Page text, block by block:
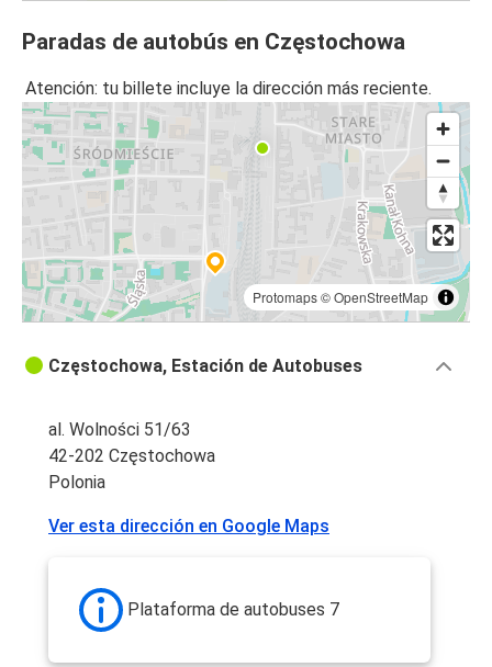
Paradas de autobús en Częstochowa
Atención: tu billete incluye la dirección más reciente.
Protomaps©OpenStreetMap
Częstochowa, Estación de Autobuses
al. Wolności 51/63
42-202 Częstochowa
Polonia
Ver esta dirección en Google Maps
Plataforma de autobuses 7